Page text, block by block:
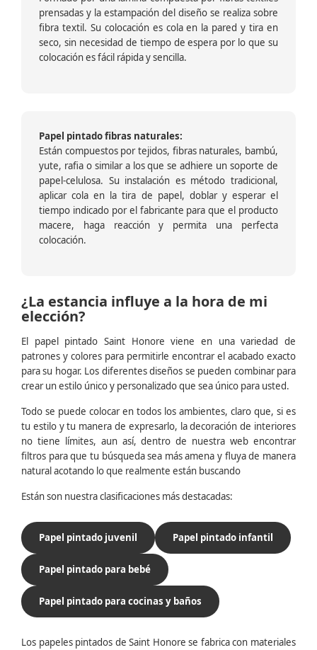
prensadas y la estampación del diseño se realiza sobre
fibra textil. Su colocación es cola en la pared y tira en
seco, sin necesidad de tiempo de espera por lo que su
colocación es fácil rápida y sencilla.
Papel pintado fibras naturales:
Están compuestos por tejidos, fibras naturales, bambú,
yute, rafia o similar a los que se adhiere un soporte de
papel-celulosa. Su instalación es método tradicional,
aplicar cola en la tira de papel, doblar y esperar el
tiempo indicado por el fabricante para que el producto
macere, haga reacción y permita una perfecta
colocación.
¿La estancia influye a la hora de mi
elección?
El papel pintado Saint Honore viene en una variedad de
patrones y colores para permitirle encontrar el acabado exacto
para su hogar. Los diferentes diseños se pueden combinar para
crear un estilo único y personalizado que sea único para usted.
Todo se puede colocar en todos los ambientes, claro que, si es
tu estilo y tu manera de expresarlo, la decoración de interiores
no tiene límites, aun así, dentro de nuestra web encontrar
filtros para que tu búsqueda sea más amena y fluya de manera
natural acotando lo que realmente están buscando
Están son nuestra clasificaciones más destacadas:
Papel pintado juvenil Papel pintado infantil
Papel pintado para bebé
Papel pintado para cocinas y baños
Los papeles pintados de Saint Honore se fabrica con materiales